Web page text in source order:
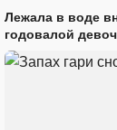
Лежала в воде
годовалой